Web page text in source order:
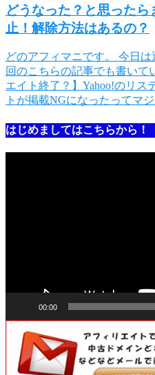
どうなった？と思った
止！解除方法はあるの？
どのアフィマニです。 今日
回のこちらの記事でも書いて
エイト終了？】Yahoo!のリス
トが掲載NGになったってマ
はじめましてはこちらから！
00:00